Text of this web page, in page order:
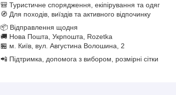
🎒 Туристичне спорядження, екіпірування та одяг
🧭 Для походів, виїздів та активного відпочинку
📦 Відправлення щодня
🚚 Нова Пошта, Укрпошта, Rozetka
🏪 м. Київ, вул. Августина Волошина, 2
📲 Підтримка, допомога з вибором, розмірні сітки